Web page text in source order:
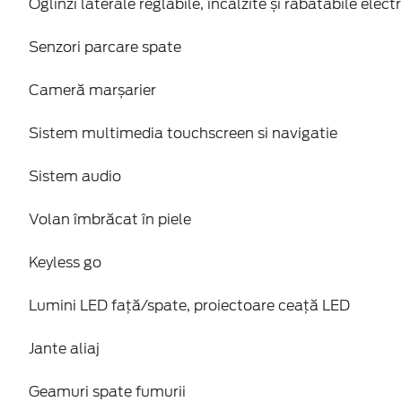
Oglinzi laterale reglabile, încălzite și rabatabile
Senzori parcare spate
Cameră marșarier
Sistem multimedia touchscreen si navigatie
Sistem audio
Volan îmbrăcat în piele
Keyless go
Lumini LED față/spate, proiectoare ceață LED
Jante aliaj
Geamuri spate fumurii